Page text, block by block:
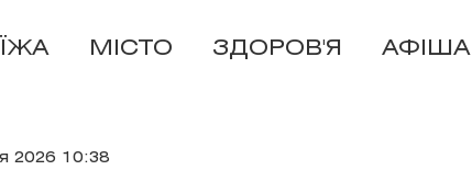
ЇЖА МІСТО ЗДОРОВ'Я АФІША
2026 10:38